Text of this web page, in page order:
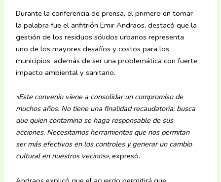
Durante la conferencia de prensa, el primero en tomar
la palabra fue el anfitrión Emir Andraos, destacó que la
gestión de los residuos sólidos urbanos representa
uno de los mayores desafíos y costos para los
municipios, además de ser una problemática con fuerte
impacto ambiental y sanitario.
«Este convenio viene a consolidar un compromiso de
muchos años. No tiene una finalidad recaudatoria; busca
que quien contamina se haga responsable de sus
acciones. Necesitamos herramientas que nos permitan
ser más efectivos en los controles y generar un cambio
cultural en nuestros vecinos», expresó.